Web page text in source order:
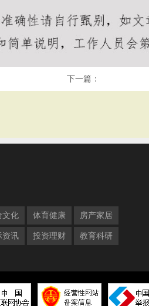
下一篇：
文化 体育健康 房产家居
资讯 投资理财 教育科研